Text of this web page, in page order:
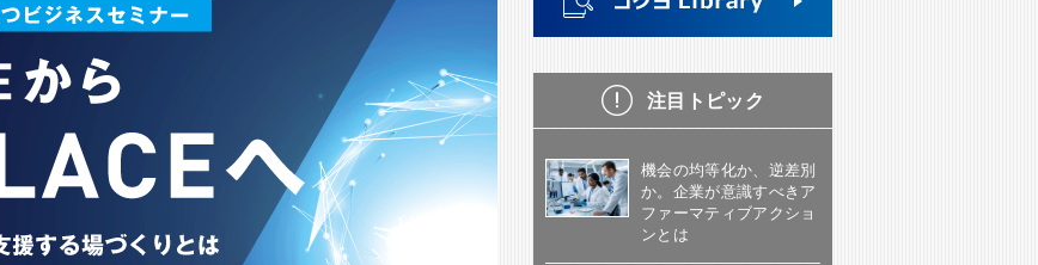
注目トピック
機会の均等化か、逆差別
か。企業が意識すべきア
ファーマティブアクショ
ンとは